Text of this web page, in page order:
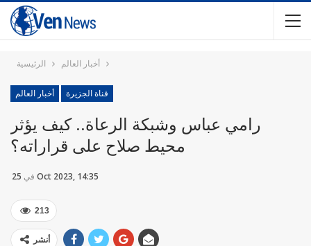
الرئيسية أخبار العالم
أخبار العالم قناة الجزيرة
رامي عباس وشبكة الرعاة.. كيف يؤثر
محيط صلاح على قراراته؟
في 25 Oct 2023, 14:35
213
أنشر